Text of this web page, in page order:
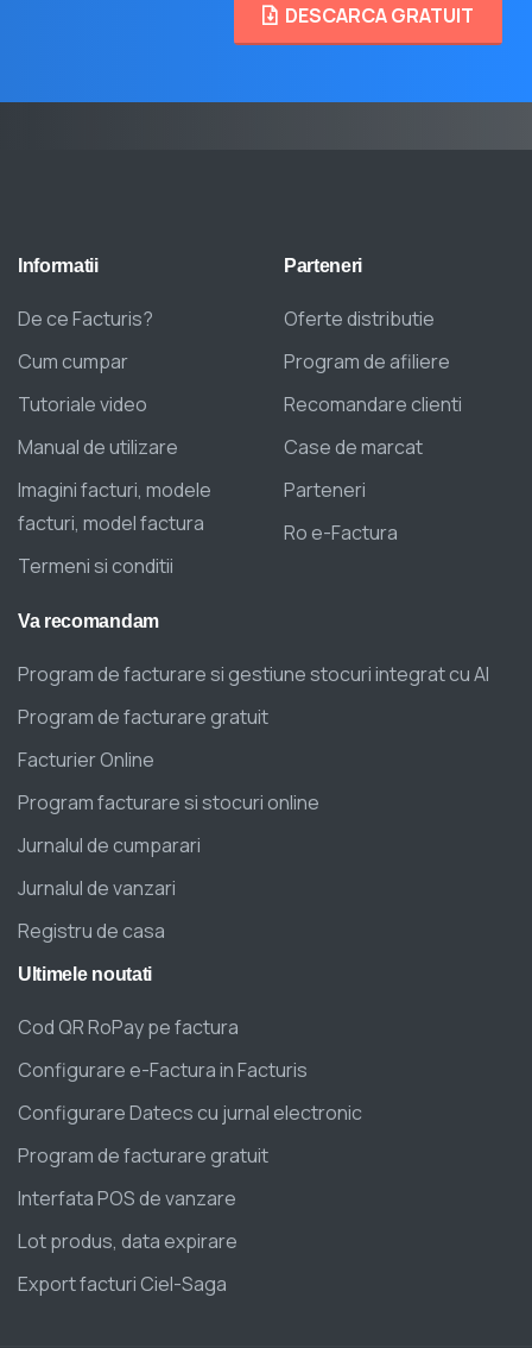
DESCARCA GRATUIT
Informatii
De ce Facturis?
Cum cumpar
Tutoriale video
Manual de utilizare
Imagini facturi, modele
facturi, model factura
Termeni si conditii
Parteneri
Oferte distributie
Program de afiliere
Recomandare clienti
Case de marcat
Parteneri
Ro e-Factura
Va recomandam
Program de facturare si gestiune stocuri integrat cu AI
Program de facturare gratuit
Facturier Online
Program facturare si stocuri online
Jurnalul de cumparari
Jurnalul de vanzari
Registru de casa
Ultimele noutati
Cod QR RoPay pe factura
Configurare e-Factura in Facturis
Configurare Datecs cu jurnal electronic
Program de facturare gratuit
Interfata POS de vanzare
Lot produs, data expirare
Export facturi Ciel-Saga